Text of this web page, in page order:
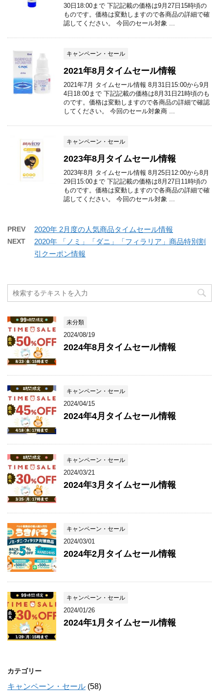
30日18:00まで 下記記載の価格は9月27日15時頃の
ものです。価格は変動しますので各商品の詳細で確
認してください。 今回のセール対象 ...
キャンペーン・セール
2021年8月タイムセール情報
2021年7月 タイムセール情報 8月31日15:00から9月
4日18:00まで 下記記載の価格は8月31日21時頃のも
のです。価格は変動しますので各商品の詳細で確認
してください。 今回のセール対象商 ...
キャンペーン・セール
2023年8月タイムセール情報
2023年8月 タイムセール情報 8月25日12:00から8月
29日15:00まで 下記記載の価格は8月27日11時頃の
ものです。価格は変動しますので各商品の詳細で確
認してください。 今回のセール対象 ...
PREV 2020年 2月度の人気商品タイムセール情報
NEXT
2020年 「ノミ」「ダニ」「フィラリア」商品特別割
引クーポン情報
未分類
2024/08/19
2024年8月タイムセール情報
キャンペーン・セール
2024/04/15
2024年4月タイムセール情報
キャンペーン・セール
2024/03/21
2024年3月タイムセール情報
キャンペーン・セール
2024/03/01
2024年2月タイムセール情報
キャンペーン・セール
2024/01/26
2024年1月タイムセール情報
カテゴリー
キャンペーン・セール (58)